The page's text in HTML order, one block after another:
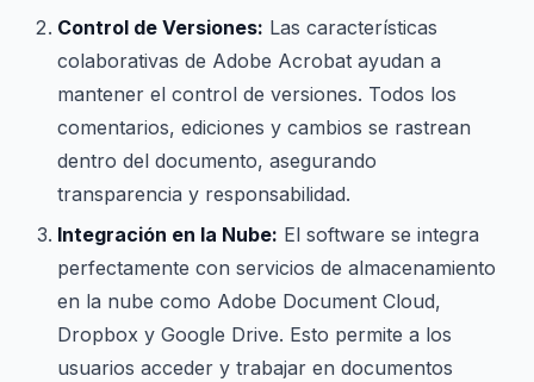
Control de Versiones: Las características
colaborativas de Adobe Acrobat ayudan a
mantener el control de versiones. Todos los
comentarios, ediciones y cambios se rastrean
dentro del documento, asegurando
transparencia y responsabilidad.
Integración en la Nube: El software se integra
perfectamente con servicios de almacenamiento
en la nube como Adobe Document Cloud,
Dropbox y Google Drive. Esto permite a los
usuarios acceder y trabajar en documentos